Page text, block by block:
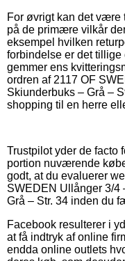
For øvrigt kan det
på de primære vilkår
eksempel hvilken
forbindelse er det tillige
gemmer ens
ordren af 2117 OF
Skiunderbuks – Grå –
shopping til en herre
Trustpilot yder de facto
portion nuværende
godt, at du evaluerer
SWEDEN Ullånger 3/4
Grå – Str. 34 inden du
Facebook resulterer i
at få indtryk af online
endda online outlets